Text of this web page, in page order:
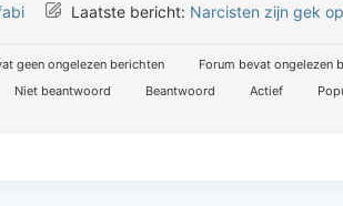
Laatste bericht: Narcisten zijn gek
geen ongelezen berichten
Forum bevat ongelezen
Niet beantwoord Beantwoord Actief